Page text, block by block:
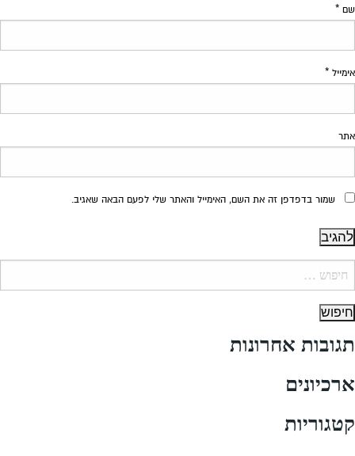
שם *
אימייל *
אתר
שמור בדפדפן זה את השם, האימייל והאתר שלי לפעם הבאה שאגיב.
תגובות אחרונות
ארכיונים
קטגוריות